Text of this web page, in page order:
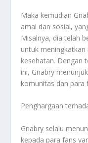
Maka kemudian
amal dan sosial,
Misalnya, dia telah
untuk meningkatkan
kesehatan. Dengan
ini, Gnabry
komunitas dan para
Penghargaan
Gnabry selalu
kepada para fans